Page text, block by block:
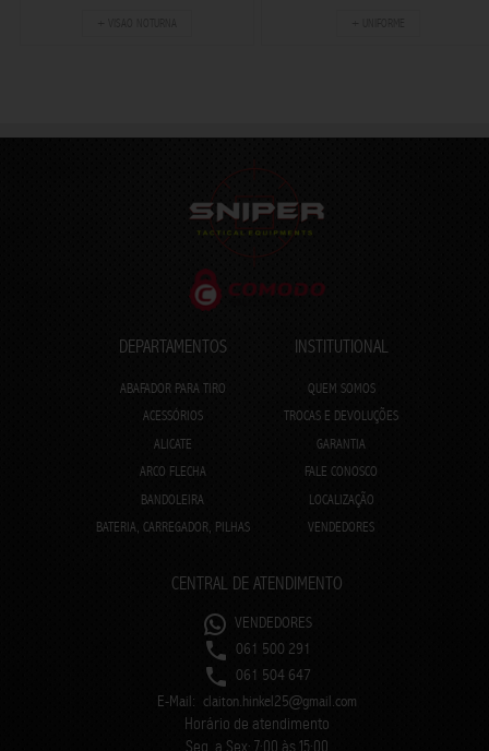
DEPARTAMENTOS
ABAFADOR PARA TIRO
ACESSÓRIOS
ALICATE
ARCO FLECHA
BANDOLEIRA
BATERIA, CARREGADOR, PILHAS
INSTITUTIONAL
QUEM SOMOS
TROCAS E DEVOLUÇÕES
GARANTIA
FALE CONOSCO
LOCALIZAÇÃO
VENDEDORES
CENTRAL DE ATENDIMENTO
VENDEDORES
061 500 291
061 504 647
E-Mail: claiton.hinkel25@gmail.com
Horário de atendimento
Seg. a Sex: 7:00 às 15:00